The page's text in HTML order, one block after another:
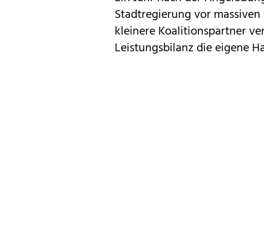
Stadtregierung vor
kleinere Koalitionspartner
Leistungsbilanz die eigene